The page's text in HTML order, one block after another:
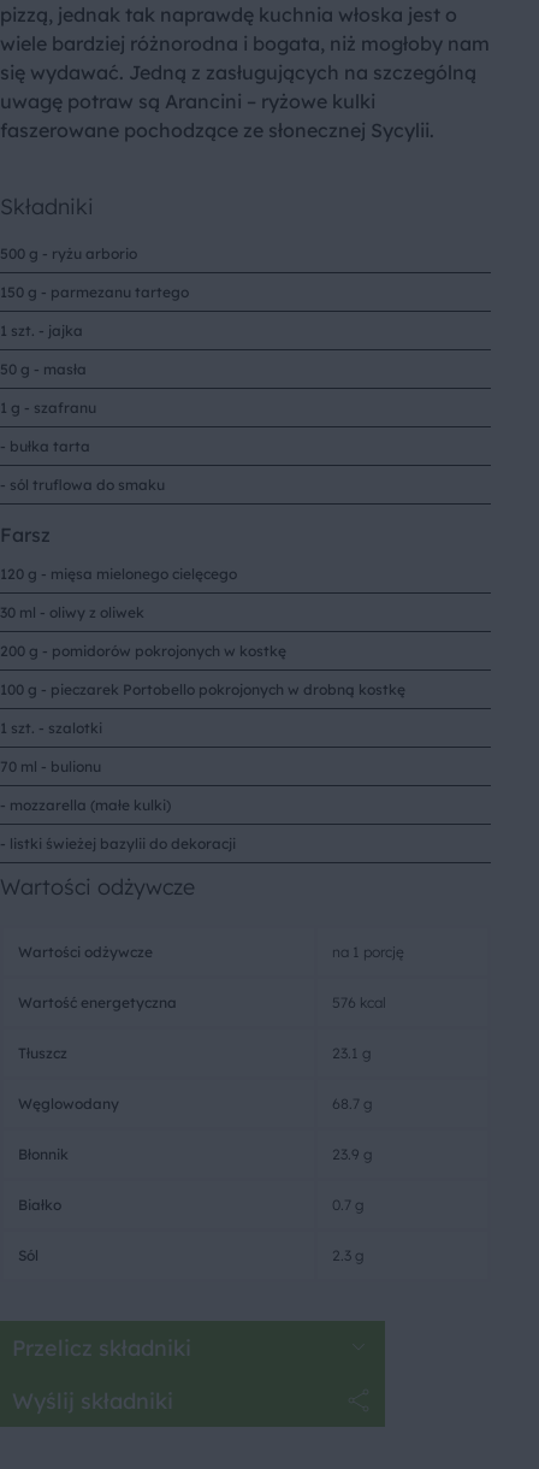
pizzą, jednak tak naprawdę kuchnia włoska jest o
wiele bardziej różnorodna i bogata, niż mogłoby nam
się wydawać. Jedną z zasługujących na szczególną
uwagę potraw są Arancini – ryżowe kulki
faszerowane pochodzące ze słonecznej Sycylii.
Składniki
500 g - ryżu arborio
150 g - parmezanu tartego
1 szt. - jajka
50 g - masła
1 g - szafranu
- bułka tarta
- sól truflowa do smaku
Farsz
120 g - mięsa mielonego cielęcego
30 ml - oliwy z oliwek
200 g - pomidorów pokrojonych w kostkę
100 g - pieczarek Portobello pokrojonych w drobną kostkę
1 szt. - szalotki
70 ml - bulionu
- mozzarella (małe kulki)
- listki świeżej bazylii do dekoracji
Wartości odżywcze
Wartości odżywcze na 1 porcję
Wartość energetyczna 576 kcal
Tłuszcz 23.1 g
Węglowodany 68.7 g
Błonnik 23.9 g
Białko 0.7 g
Sól 2.3 g
Przelicz składniki
Wyślij składniki